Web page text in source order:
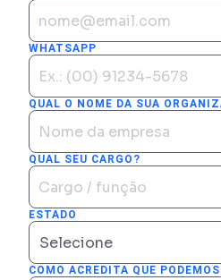
WHATSAPP
QUAL O NOME DA SUA
QUAL SEU CARGO?
ESTADO
COMO ACREDITA QUE